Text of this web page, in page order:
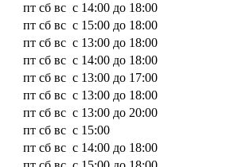
пт сб вс с 14:00 до 18:00
пт сб вс с 15:00 до 18:00
пт сб вс с 13:00 до 18:00
пт сб вс с 14:00 до 18:00
пт сб вс с 13:00 до 17:00
пт сб вс с 13:00 до 18:00
пт сб вс с 13:00 до 20:00
пт сб вс с 15:00
пт сб вс с 14:00 до 18:00